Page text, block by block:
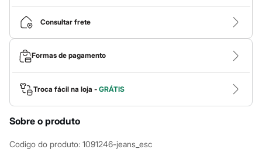
Vestidos
Acessórios
Bolsas
Bonés e Chapéus
Bijoux
Cintos
Óculos
Relógios
Calçados
Botas
Chinelos
Rasteirinhas
Sandálias
Sapatilhas
Consultar frete
Formas de pagamento
Troca fácil na loja - GRÁTIS
Sobre o produto
Codigo do produto: 1091246-jeans_esc